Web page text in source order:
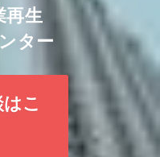
再生
ター
こ